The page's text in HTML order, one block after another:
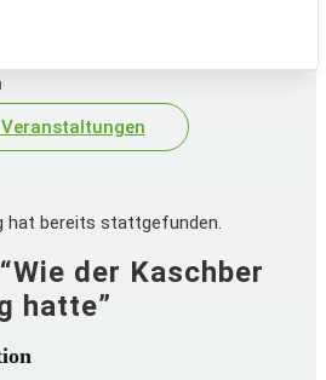
hat bereits stattgefunden.
der Kaschber
hatte”